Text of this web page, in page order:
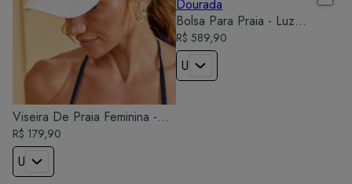
Viseira De Praia Feminina -
Branco
R$ 179,90
U
Bolsa Para Praia - Luz
Dourada
R$ 589,90
U